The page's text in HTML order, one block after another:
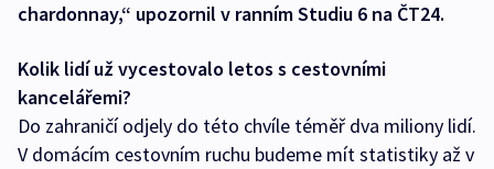
chardonnay,“ upozornil v ranním Studiu 6 na ČT24.
Kolik lidí už vycestovalo letos s cestovními
kancelářemi?
Do zahraničí odjely do této chvíle téměř dva miliony lidí.
V domácím cestovním ruchu budeme mít statistiky až v